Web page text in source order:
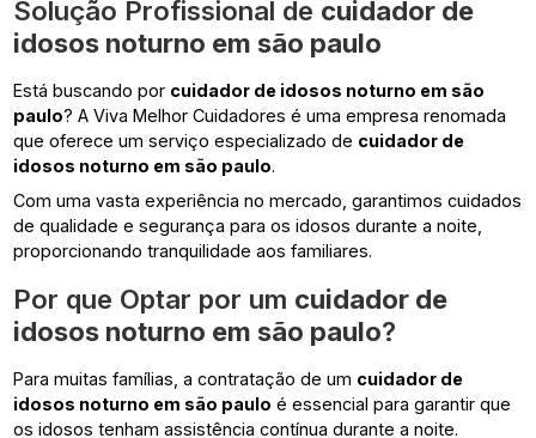
Solução Profissional de cuidador de
idosos noturno em são paulo
Está buscando por cuidador de idosos noturno em são
paulo? A Viva Melhor Cuidadores é uma empresa renomada
que oferece um serviço especializado de cuidador de
idosos noturno em são paulo.
Com uma vasta experiência no mercado, garantimos cuidados
de qualidade e segurança para os idosos durante a noite,
proporcionando tranquilidade aos familiares.
Por que Optar por um cuidador de
idosos noturno em são paulo?
Para muitas famílias, a contratação de um cuidador de
idosos noturno em são paulo é essencial para garantir que
os idosos tenham assistência contínua durante a noite.